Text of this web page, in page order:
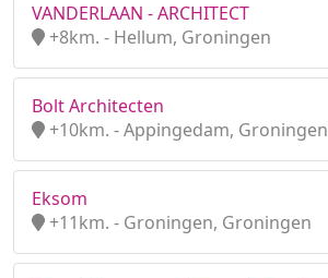
VANDERLAAN - ARCHITECT
+8km. - Hellum, Groningen
Bolt Architecten
+10km. - Appingedam, Groningen
Eksom
+11km. - Groningen, Groningen